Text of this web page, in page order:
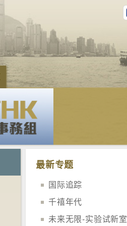
最新专题
国际追踪
千禧年代
未来无限-实验试新室